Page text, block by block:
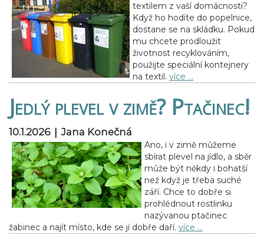
textilem z vaší domácnosti?
Když ho hodíte do popelnice,
dostane se na skládku. Pokud
mu chcete prodloužit
životnost recyklováním,
použijte speciální kontejnery
na textil. více …
Jedlý plevel v zimě? Ptačinec!
10.1.2026 | Jana Konečná
Ano, i v zimě můžeme
sbírat plevel na jídlo, a sběr
může být někdy i bohatší
než když je třeba suché
září. Chce to dobře si
prohlédnout rostlinku
nazývanou ptačinec
žabinec a najít místo, kde se jí dobře daří. více …